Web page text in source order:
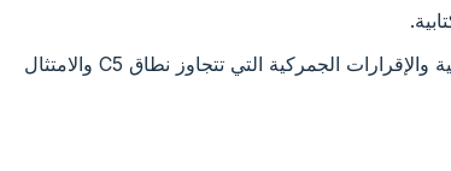
أنت مسؤول عن جوازات السفر والتأشيرات والمتطلبات الصحية والإقرارات الجمركية التي تتجاوز نطاق C5 والامتثال